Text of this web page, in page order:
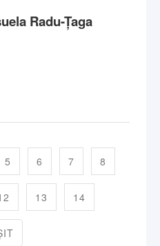
Radu-Țaga
5 6 7 8
13 14